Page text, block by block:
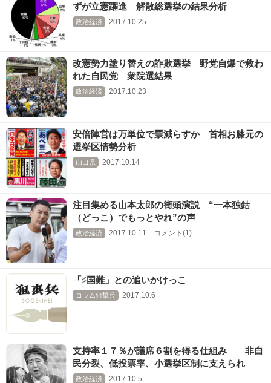
ずが立憲躍進 解散総選挙の結果分析
政治経済 2017.10.25
改憲勢力塗り替えの詐欺選挙 野党自爆で救わ
れた自民党 衆院選結果
政治経済 2017.10.23
安倍陣営は万単位で票減らすか 首相お膝元の
選挙区情勢分析
山口県 2017.10.14
注目集める山本太郎の街頭演説 “一本独鈷
（どっこ）でもっとやれ”の声
政治経済 2017.10.11 コメント(1)
「♯国難」との追いかけっこ
コラム狙撃兵 2017.10.6
支持率１７％が議席６割を得る仕組み 非自
民分裂、低投票率、小選挙区制に支えられ
政治経済 2017.10.5